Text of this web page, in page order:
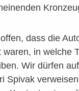
dass die
waren, in welche
Wir dürfen
Spivak